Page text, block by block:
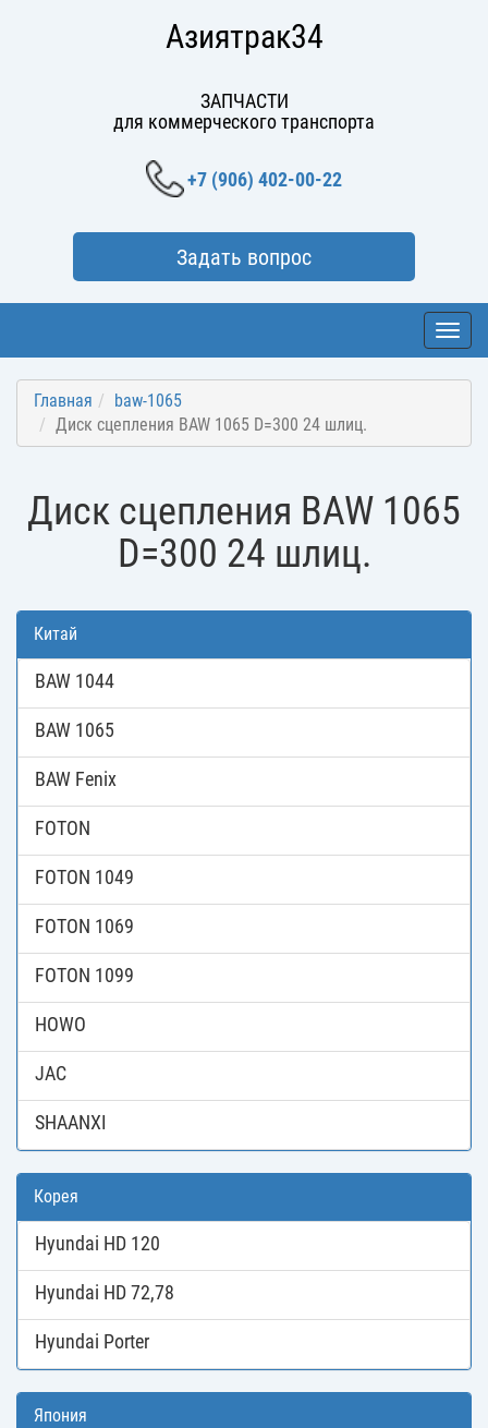
Азиятрак34
ЗАПЧАСТИ
для коммерческого транспорта
+7 (906) 402-00-22
Задать вопрос
Главная
baw-1065
Диск сцепления BAW 1065 D=300 24 шлиц.
Диск сцепления BAW 1065
D=300 24 шлиц.
Китай
BAW 1044
BAW 1065
BAW Fenix
FOTON
FOTON 1049
FOTON 1069
FOTON 1099
HOWO
JAC
SHAANXI
Корея
Hyundai HD 120
Hyundai HD 72,78
Hyundai Porter
Япония